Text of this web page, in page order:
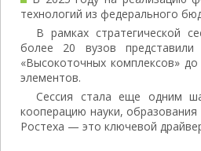
технологий из федерального
В рамках стратегической
более 20 вузов
«Высокоточных комплексов»
элементов.
Сессия стала еще одним
кооперацию науки,
Ростеха — это ключевой